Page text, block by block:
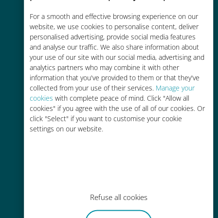
For a smooth and effective browsing experience on our
website, we use cookies to personalise content, deliver
personalised advertising, provide social media features
and analyse our traffic. We also share information about
your use of our site with our social media, advertising and
analytics partners who may combine it with other
information that you've provided to them or that they've
collected from your use of their services. Manage your
cookies with complete peace of mind. Click "Allow all
cookies" if you agree with the use of all of our cookies. Or
click "Select" if you want to customise your cookie
settings on our website.
Refuse all cookies
Économique
Jusqu'à 90 % moins cher que les
frais d'itinérance avec votre
opérateur habituel
Recharge facile